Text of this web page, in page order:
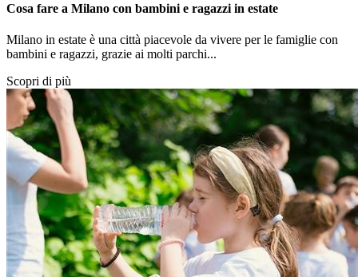
Cosa fare a Milano con bambini e ragazzi in estate
Milano in estate è una città piacevole da vivere per le famiglie con
bambini e ragazzi, grazie ai molti parchi...
Scopri di più